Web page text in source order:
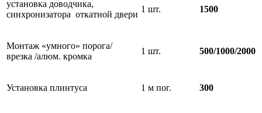
установка доводчика,
синхронизатора откатной двери
1 шт. 1500
Монтаж «умного» порога/
врезка /алюм. кромка
1 шт. 500/1000/2000
Установка плинтуса 1 м пог. 300